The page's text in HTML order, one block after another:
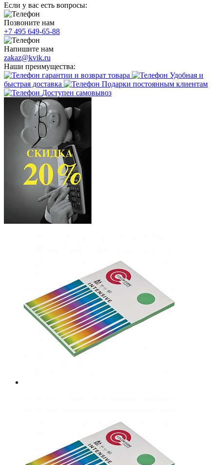
Если у вас есть вопросы:
Позвоните нам
+7 495 649-65-88
Напишите нам
zakaz@kvik.ru
Наши преимущества:
гарантии и возврат товара
Удобная и
быстрая доставка
Подарки постоянным клиентам
Доступен самовывоз